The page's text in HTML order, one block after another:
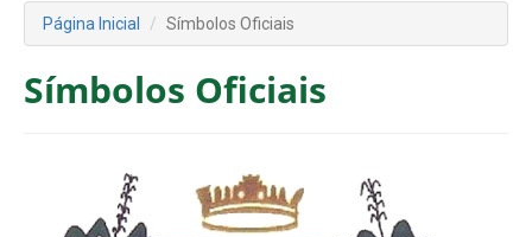
Página Inicial Símbolos Oficiais
Símbolos Oficiais